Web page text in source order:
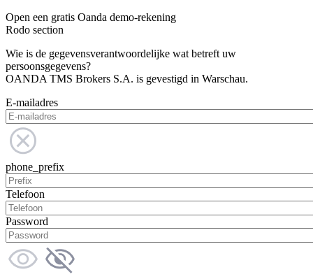
Open een gratis Oanda demo-rekening
Rodo section
Wie is de gegevensverantwoordelijke wat betreft uw
persoonsgegevens?
OANDA TMS Brokers S.A. is gevestigd in Warschau.
E-mailadres
phone_prefix
Telefoon
Password